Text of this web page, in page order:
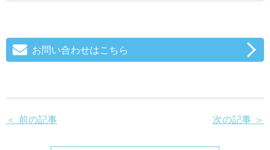
お問い合わせはこちら
＜ 前の記事 次の記事 ＞